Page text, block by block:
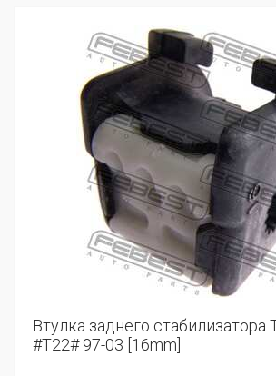
Втулка заднего стабилизатора
#T22# 97-03 [16mm]